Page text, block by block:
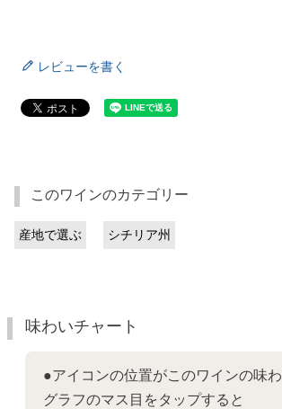
レビューを書く
このワインのカテゴリー
産地で選ぶ シチリア州
味わいチャート
●アイコンの位置がこのワインの味
グラフのマス目をタップすると